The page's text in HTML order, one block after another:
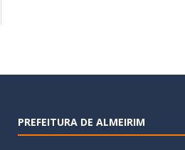
PREFEITURA DE ALMEIRIM